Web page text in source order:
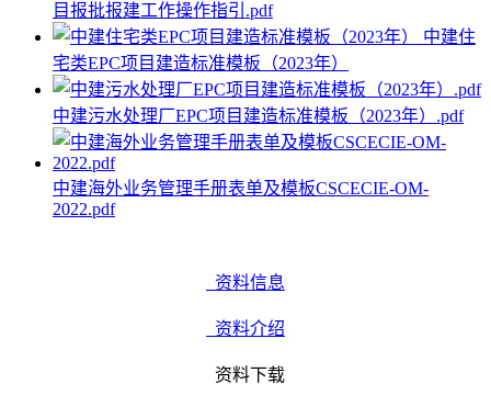
目报批报建工作操作指引.pdf
中建住
宅类EPC项目建造标准模板（2023年）
中建污水处理厂EPC项目建造标准模板（2023年）.pdf
中建海外业务管理手册表单及模板CSCECIE-OM-
2022.pdf
资料信息
资料介绍
资料下载